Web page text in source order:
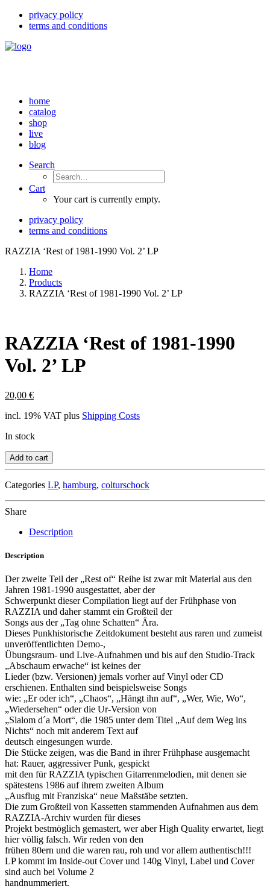
privacy policy
terms and conditions
home
catalog
shop
live
blog
Search
Cart
Your cart is currently empty.
privacy policy
terms and conditions
RAZZIA ‘Rest of 1981-1990 Vol. 2’ LP
Home
Products
RAZZIA ‘Rest of 1981-1990 Vol. 2’ LP
RAZZIA ‘Rest of 1981-1990
Vol. 2’ LP
20,00 €
incl. 19% VAT plus Shipping Costs
In stock
Add to cart
Categories LP, hamburg, colturschock
Share
Description
Description
Der zweite Teil der „Rest of“ Reihe ist zwar mit Material aus den
Jahren 1981-1990 ausgestattet, aber der
Schwerpunkt dieser Compilation liegt auf der Frühphase von
RAZZIA und daher stammt ein Großteil der
Songs aus der „Tag ohne Schatten“ Ära.
Dieses Punkhistorische Zeitdokument besteht aus raren und zumeist
unveröffentlichten Demo-,
Übungsraum- und Live-Aufnahmen und bis auf den Studio-Track
„Abschaum erwache“ ist keines der
Lieder (bzw. Versionen) jemals vorher auf Vinyl oder CD
erschienen. Enthalten sind beispielsweise Songs
wie: „Er oder ich“, „Chaos“, „Hängt ihn auf“, „Wer, Wie, Wo“,
„Wiedersehen“ oder die Ur-Version von
„Slalom d´a Mort“, die 1985 unter dem Titel „Auf dem Weg ins
Nichts“ noch mit anderem Text auf
deutsch eingesungen wurde.
Die Stücke zeigen, was die Band in ihrer Frühphase ausgemacht
hat: Rauer, aggressiver Punk, gespickt
mit den für RAZZIA typischen Gitarrenmelodien, mit denen sie
spätestens 1986 auf ihrem zweiten Album
„Ausflug mit Franziska“ neue Maßstäbe setzten.
Die zum Großteil von Kassetten stammenden Aufnahmen aus dem
RAZZIA-Archiv wurden für dieses
Projekt bestmöglich gemastert, wer aber High Quality erwartet, liegt
hier völlig falsch. Wir reden von den
frühen 80ern und die waren rau, roh und vor allem authentisch!!!
LP kommt im Inside-out Cover und 140g Vinyl, Label und Cover
sind auch bei Volume 2
handnummeriert.